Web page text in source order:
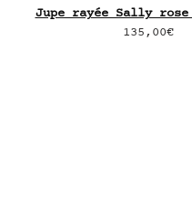
Jupe rayée Sally
135,00€